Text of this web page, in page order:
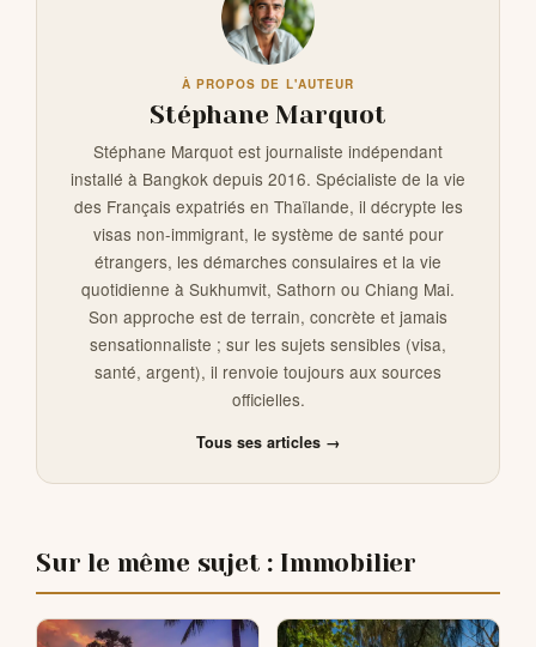
À PROPOS DE L'AUTEUR
Stéphane Marquot
Stéphane Marquot est journaliste indépendant
installé à Bangkok depuis 2016. Spécialiste de la vie
des Français expatriés en Thaïlande, il décrypte les
visas non-immigrant, le système de santé pour
étrangers, les démarches consulaires et la vie
quotidienne à Sukhumvit, Sathorn ou Chiang Mai.
Son approche est de terrain, concrète et jamais
sensationnaliste ; sur les sujets sensibles (visa,
santé, argent), il renvoie toujours aux sources
officielles.
Tous ses articles →
Sur le même sujet : Immobilier